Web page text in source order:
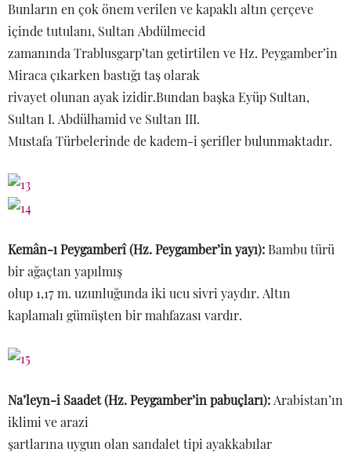
Bunların en çok önem verilen ve kapaklı altın çerçeve
içinde tutulanı, Sultan Abdülmecid
zamanında Trablusgarp’tan getirtilen ve Hz. Peygamber’in
Miraca çıkarken bastığı taş olarak
rivayet olunan ayak izidir.Bundan başka Eyüp Sultan,
Sultan I. Abdülhamid ve Sultan III.
Mustafa Türbelerinde de kadem-i şerifler bulunmaktadır.
Kemân-ı Peygamberî (Hz. Peygamber’in yayı):Bambu türü
bir ağaçtan yapılmış
olup 1,17 m. uzunluğunda iki ucu sivri yaydır. Altın
kaplamalı gümüşten bir mahfazası vardır.
Na’leyn-i Saadet (Hz. Peygamber’in pabuçları): Arabistan’ın
iklimi ve arazi
şartlarına uygun olan sandalet tipi ayakkabılar